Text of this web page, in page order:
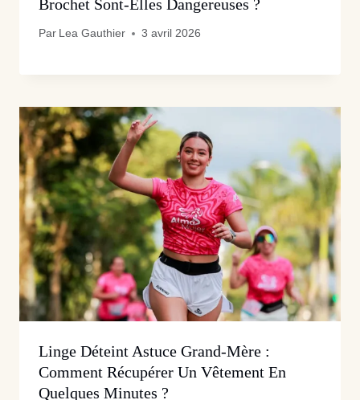
Brochet Sont-Elles Dangereuses ?
Par Lea Gauthier 3 avril 2026
Linge Déteint Astuce Grand-Mère :
Comment Récupérer Un Vêtement En
Quelques Minutes ?